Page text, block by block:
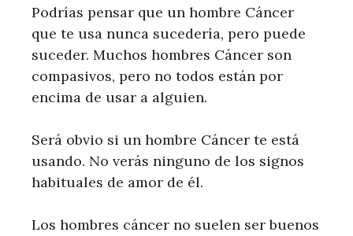
Podrías pensar que un hombre Cáncer
que te usa nunca sucedería, pero puede
suceder. Muchos hombres Cáncer son
compasivos, pero no todos están por
encima de usar a alguien.
Será obvio si un hombre Cáncer te está
usando. No verás ninguno de los signos
habituales de amor de él.
Los hombres cáncer no suelen ser buenos